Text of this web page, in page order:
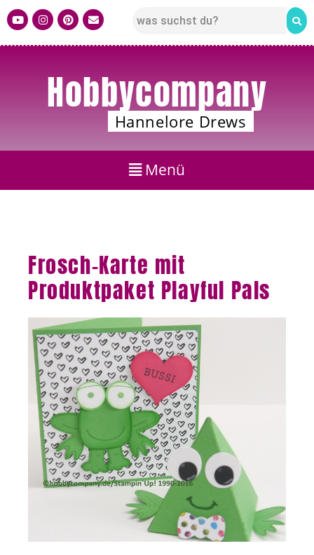
Hobbycompany
Hannelore Drews
Frosch-Karte mit
Produktpaket Playful Pals